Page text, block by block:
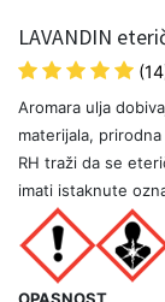
LAVANDIN
Aromara ulja
materijala,
RH traži da se
imati istaknute